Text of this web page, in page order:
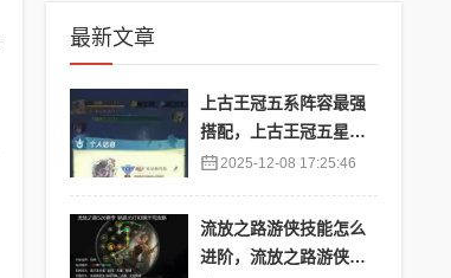
最新文章
上古王冠五系阵容最强
搭配，上古王冠五星排
行 2025-12-08 17:25:46
流放之路游侠技能怎么
进阶，流放之路游侠技